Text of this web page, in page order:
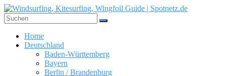
Zum
Inhalt
springen
Windsurfing,
Kitesurfing,
Wingfoil
Home
Deutschland
Baden-Württemberg
Bayern
Berlin / Brandenburg